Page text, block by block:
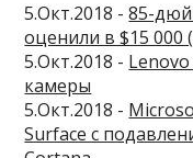
5.Окт.2018 -85-
оценили в $15 000
5.Окт.2018 -
камеры
5.Окт.2018 -
Surface с